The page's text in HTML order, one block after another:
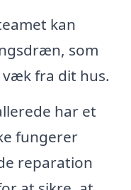
kan
som
fra dit hus.
har et
fungerer
reparation